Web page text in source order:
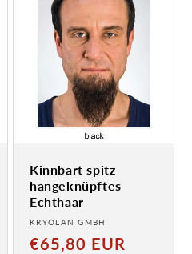
Kinnbart spitz
hangeknüpftes
Echthaar
Anbieter:
KRYOLAN GMBH
Normaler
€65,80 EUR